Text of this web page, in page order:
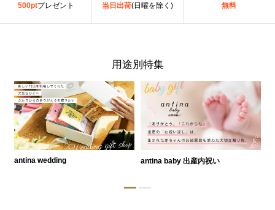
500ptプレゼント
当日出荷(日曜を除く)
無料
用途別特集
antina wedding antina baby 出産内祝い